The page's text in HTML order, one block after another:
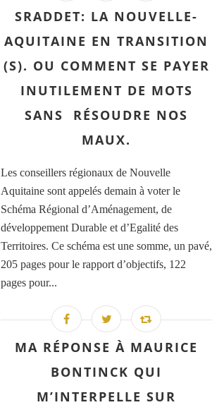
SRADDET: LA NOUVELLE-
AQUITAINE EN TRANSITION
(S). OU COMMENT SE PAYER
INUTILEMENT DE MOTS
SANS RÉSOUDRE NOS
MAUX.
Les conseillers régionaux de Nouvelle
Aquitaine sont appelés demain à voter le
Schéma Régional d’Aménagement, de
développement Durable et d’Egalité des
Territoires. Ce schéma est une somme, un pavé,
205 pages pour le rapport d’objectifs, 122
pages pour...
MA RÉPONSE À MAURICE
BONTINCK QUI
M’INTERPELLE SUR